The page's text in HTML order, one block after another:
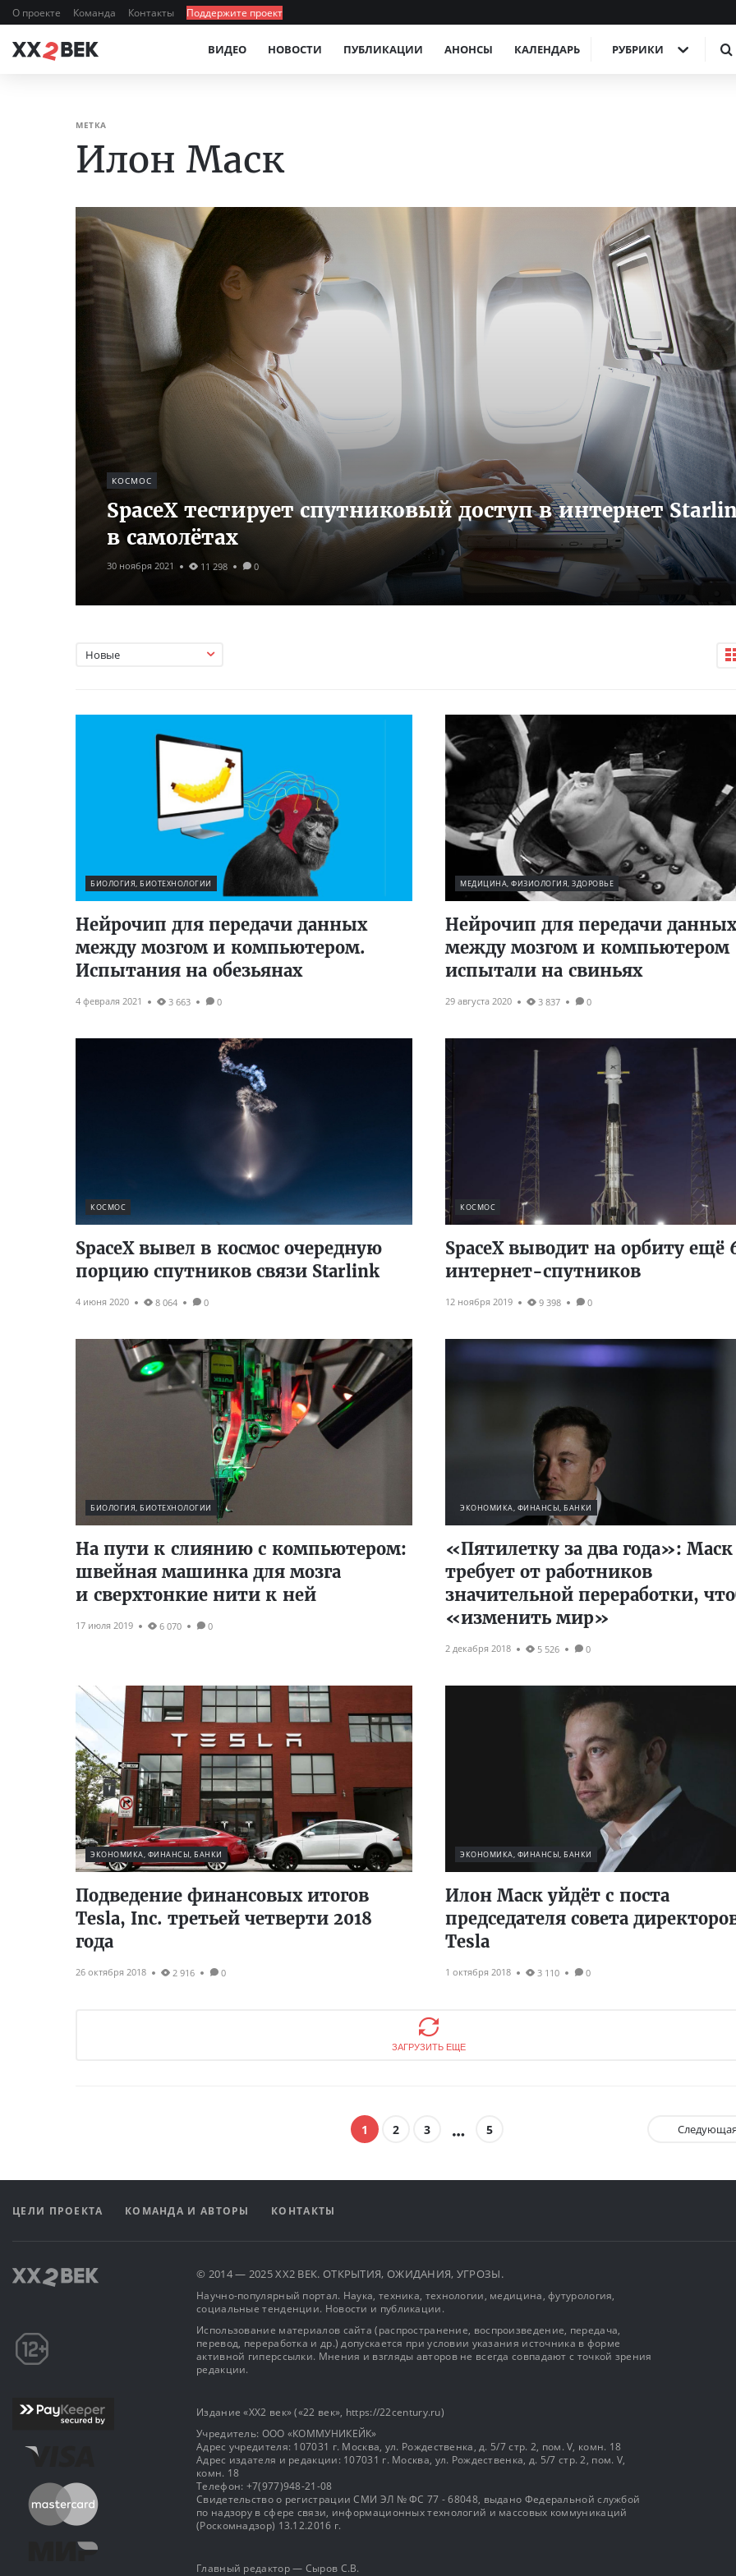
О проекте Команда Контакты Поддержите проект
ВИДЕО НОВОСТИ ПУБЛИКАЦИИ АНОНСЫ КАЛЕНДАРЬ РУБРИКИ
МЕТКА
Илон Маск
КОСМОС
SpaceX тестирует спутниковый доступ в интернет
в самолётах
30 ноября 2021 11 298 0
Новые
БИОЛОГИЯ, БИОТЕХНОЛОГИИ
Нейрочип для передачи данных
между мозгом и компьютером.
Испытания на обезьянах
4 февраля 2021 3 663 0
МЕДИЦИНА, ФИЗИОЛОГИЯ, ЗДОРОВЬЕ
Нейрочип для передачи данных
между мозгом и компьютером
испытали на свиньях
29 августа 2020 3 837 0
КОСМОС
SpaceX вывел в космос очередную
порцию спутников связи Starlink
4 июня 2020 8 064 0
КОСМОС
SpaceX выводит на орбиту ещё
интернет-спутников
12 ноября 2019 9 398 0
БИОЛОГИЯ, БИОТЕХНОЛОГИИ
На пути к слиянию с компьютером:
швейная машинка для мозга
и сверхтонкие нити к ней
17 июля 2019 6 070 0
ЭКОНОМИКА, ФИНАНСЫ, БАНКИ
«Пятилетку за два года»: Маск
требует от работников
значительной переработки,
«изменить мир»
2 декабря 2018 5 526 0
ЭКОНОМИКА, ФИНАНСЫ, БАНКИ
Подведение финансовых итогов
Tesla, Inc. третьей четверти 2018
года
26 октября 2018 2 916 0
ЭКОНОМИКА, ФИНАНСЫ, БАНКИ
Илон Маск уйдёт с поста
председателя совета
Tesla
1 октября 2018 3 110 0
ЗАГРУЗИТЬ ЕЩЕ
1 2 3 5
ЦЕЛИ ПРОЕКТА КОМАНДА И АВТОРЫ КОНТАКТЫ
© 2014 — 2025 XX2 ВЕК. ОТКРЫТИЯ, ОЖИДАНИЯ, УГРОЗЫ.
Научно-популярный портал. Наука, техника, технологии, медицина, футурология,
социальные тенденции. Новости и публикации.
Использование материалов сайта (распространение, воспроизведение, передача,
перевод, переработка и др.) допускается при условии указания источника в форме
активной гиперссылки. Мнения и взгляды авторов не всегда совпадают с точкой зрения
редакции.
Издание «XX2 век» («22 век», https://22century.ru)
Учредитель: OOO «КОММУНИКЕЙК»
Адрес учредителя: 107031 г. Москва, ул. Рождественка, д. 5/7 стр. 2, пом. V, комн. 18
Адрес издателя и редакции: 107031 г. Москва, ул. Рождественка, д. 5/7 стр. 2, пом. V,
комн. 18
Телефон: +7(977)948-21-08
Свидетельство о регистрации СМИ ЭЛ № ФС 77 - 68048, выдано Федеральной службой
по надзору в сфере связи, информационных технологий и массовых коммуникаций
(Роскомнадзор) 13.12.2016 г.
Главный редактор — Сыров С.В.